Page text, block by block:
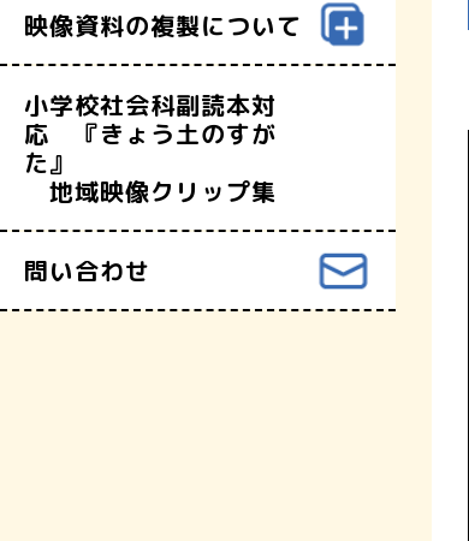
映像資料の複製について
小学校社会科副読本対
応 『きょう土のすが
た』
地域映像クリップ集
問い合わせ